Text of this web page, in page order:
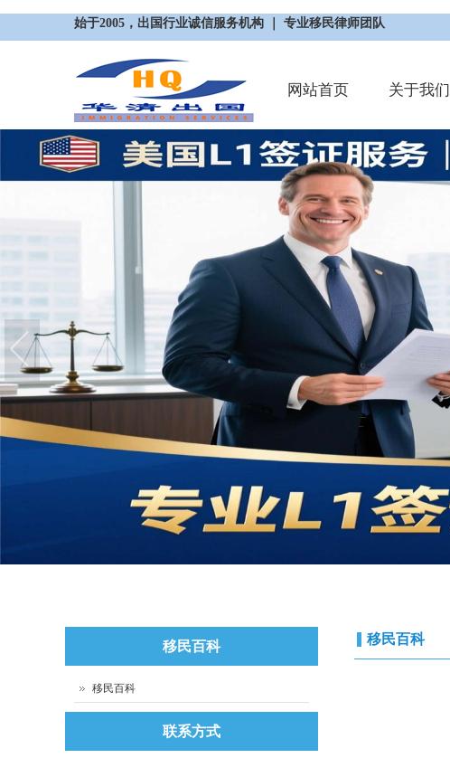
始于2005，出国行业诚信服务机构 ｜ 专业移民律师团队
网站首页 关于我们
移民百科
移民百科
移民百科
联系方式